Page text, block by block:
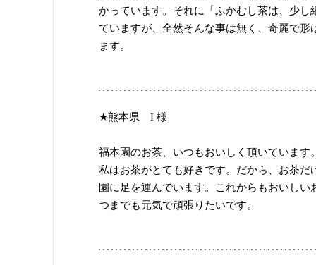
かっています。それに「ふかむし茶は、少し
ていますが、全然そんな事は無く、奇麗で形
ます。
★熊本県 I 様
福本園のお茶、いつもおいしく頂いています
私はお茶がとても好きです。だから、お茶だ
園に足を運んでいます。これからもおいしい
つまでも元気で頑張りたいです。